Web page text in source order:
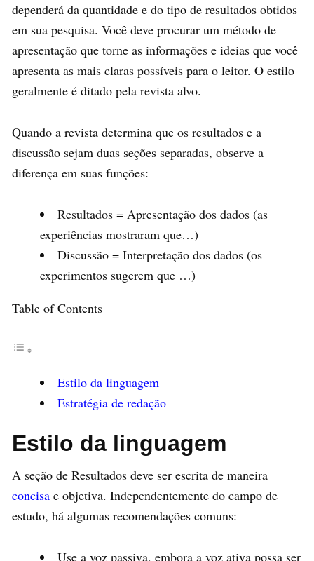
dependerá da quantidade e do tipo de resultados obtidos
em sua pesquisa. Você deve procurar um método de
apresentação que torne as informações e ideias que você
apresenta as mais claras possíveis para o leitor. O estilo
geralmente é ditado pela revista alvo.
Quando a revista determina que os resultados e a
discussão sejam duas seções separadas, observe a
diferença em suas funções:
Resultados = Apresentação dos dados (as
experiências mostraram que…)
Discussão = Interpretação dos dados (os
experimentos sugerem que …)
Table of Contents
Estilo da linguagem
Estratégia de redação
Estilo da linguagem
A seção de Resultados deve ser escrita de maneira
concisa e objetiva. Independentemente do campo de
estudo, há algumas recomendações comuns:
Use a voz passiva, embora a voz ativa possa ser